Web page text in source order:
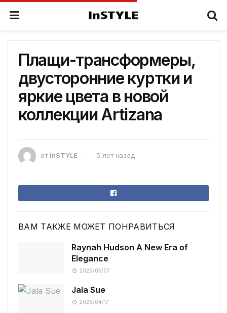
Плащи-трансформеры,
двусторонние куртки и
яркие цвета в новой
коллекции Artizana
от InSTYLE 5 лет назад
ВАМ ТАКЖЕ МОЖЕТ ПОНРАВИТЬСЯ
Raynah Hudson A New Era of
Elegance
2026/05/07
Jala Sue
2026/04/17